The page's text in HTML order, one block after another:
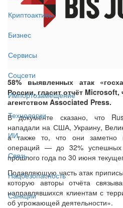
Криптоактивы
Бизнес
Сервисы
Соцсети
Импортозамещение
Технологии
ИИ
Связь
Нацбезопасность
Санкции
58% выявленных атак
России, гласит отчёт
агентством Associated Press.
В документе сказано, что
нападали на США, Украину,
а также то, что они заметно
операций — до 32%
прошлого года по 30 июня
Подавляющую часть атак
которую авторы отчёта
направлявшихся клиентам с
об угрожающей деятельности».